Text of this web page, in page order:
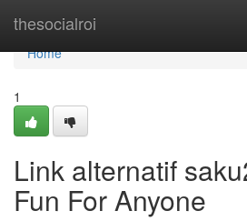
thesocialroi
Home
Home
1
Link alternatif
Fun For Anyone